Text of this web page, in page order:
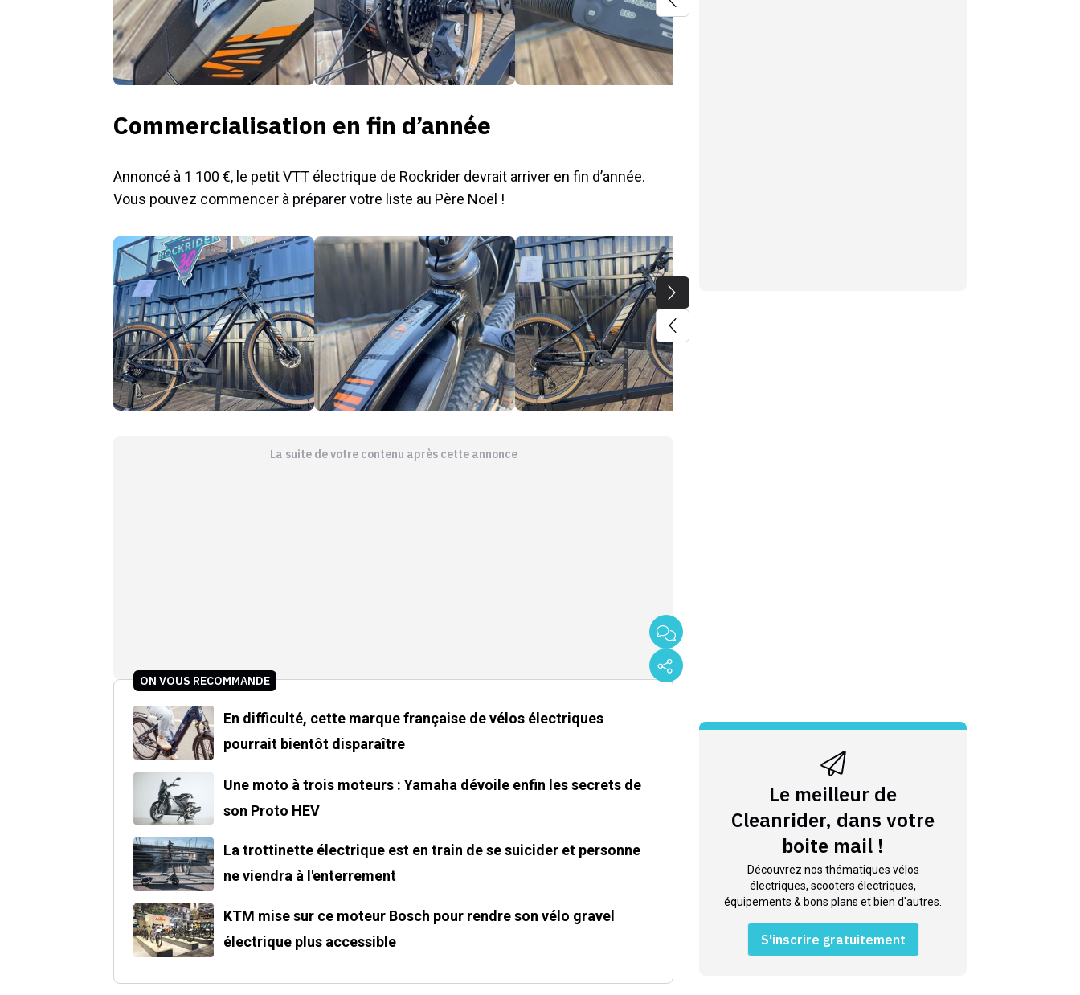
Commercialisation en fin d’année
Annoncé à 1 100 €, le petit VTT électrique de Rockrider devrait arriver en fin d’année.
Vous pouvez commencer à préparer votre liste au Père Noël !
La suite de votre contenu après cette annonce
ON VOUS RECOMMANDE
En difficulté, cette marque française de vélos électriques
pourrait bientôt disparaître
Une moto à trois moteurs : Yamaha dévoile enfin les secrets de
son Proto HEV
La trottinette électrique est en train de se suicider et personne
ne viendra à l'enterrement
KTM mise sur ce moteur Bosch pour rendre son vélo gravel
électrique plus accessible
Le meilleur de
Cleanrider, dans votre
boite mail !
Découvrez nos thématiques vélos
électriques, scooters électriques,
équipements & bons plans et bien d'autres.
S'inscrire gratuitement